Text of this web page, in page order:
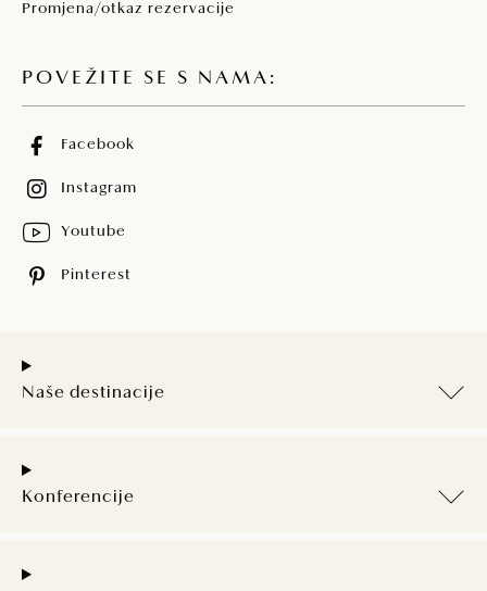
Promjena/otkaz rezervacije
POVEŽITE SE S NAMA:
Facebook
Instagram
Youtube
Pinterest
Naše destinacije
Konferencije